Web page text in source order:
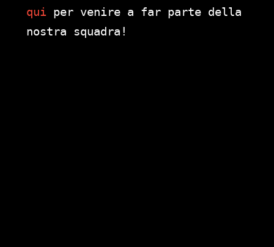
qui per venire a far parte della
nostra squadra!